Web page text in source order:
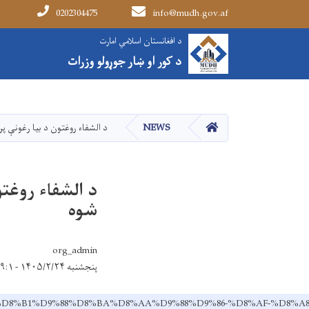
د افغانستان اسلامي امارت
د کور او ښار جوړولو وزرات
info@mudh.gov.af
0202304475
Main navigation
د افغانستان اسلامي امارت
د کور او ښار جوړولو وزرات
کور NEWS د الشفاء روغتون د بیا رغونې
د الشفاء
شوه
org_admin
پنجشنبه ۱۴۰۵/۲/۲۴ - ۹:۱
%D8%AF-